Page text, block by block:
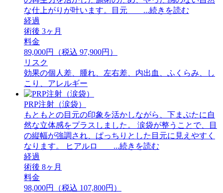
な仕上がりが叶います。目元 ...続きを読む
経過
術後 3ヶ月
料金
89,000円（税込 97,900円）
リスク
効果の個人差、腫れ、左右差、内出血、ふくらみ、し
こり、アレルギー
PRP注射（涙袋）
もともとの目元の印象を活かしながら、下まぶたに自
然な立体感をプラスしました。 ⁡涙袋が整うことで、目
の縦幅が強調され、ぱっちりとした目元に見えやすく
なります。 ⁡ヒアルロ ...続きを読む
経過
術後 8ヶ月
料金
98,000円（税込 107,800円）